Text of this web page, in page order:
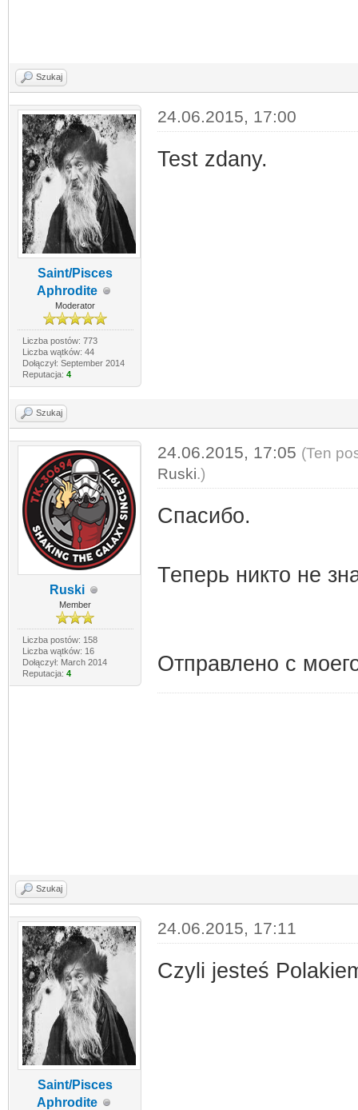
Szukaj
Saint/Pisces
Aphrodite
Moderator
Liczba postów: 773
Liczba wątków: 44
Dołączył: September 2014
Reputacja: 4
24.06.2015, 17:00
Test zdany.
Szukaj
Ruski
Member
Liczba postów: 158
Liczba wątków: 16
Dołączył: March 2014
Reputacja: 4
24.06.2015, 17:05 (Ten
Ruski.)
Спасибо.
Теперь никто не
Отправлено с
Szukaj
Saint/Pisces
Aphrodite
24.06.2015, 17:11
Czyli jesteś